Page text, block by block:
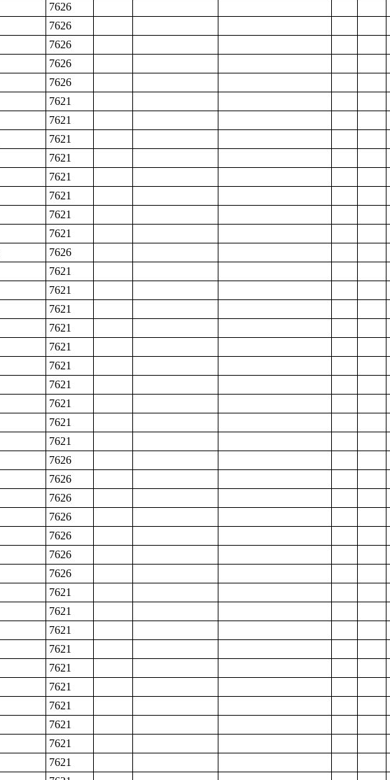
7626
7626
7626
7626
7626
7621
7621
7621
7621
7621
7621
7621
7621
7626
7621
7621
7621
7621
7621
7621
7621
7621
7621
7621
7626
7626
7626
7626
7626
7626
7626
7621
7621
7621
7621
7621
7621
7621
7621
7621
7621